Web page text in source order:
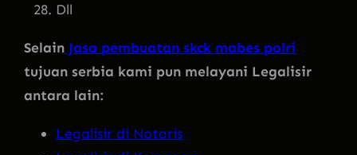
Dll
Selain Jasa pembuatan skck mabes polri
tujuan serbia kami pun melayani Legalisir
antara lain:
Legalisir di Notaris